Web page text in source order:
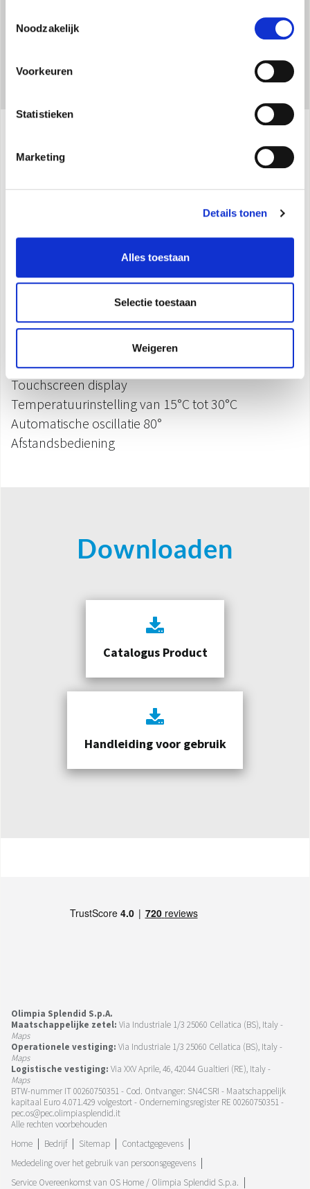
Noodzakelijk
Voorkeuren
Statistieken
Marketing
Details tonen
Alles toestaan
Selectie toestaan
Weigeren
Specificaties
Keramisch verwarmingselement
Veiligheidsthermostaat
Bescherming tegen oververhitting
Anti-kantelschakelaar
ECO-functie (tot 50 % energiebesparing)
12 uur timer
Touchscreen display
Temperatuurinstelling van 15°C tot 30°C
Automatische oscillatie 80°
Afstandsbediening
Downloaden
Catalogus Product
Handleiding voor gebruik
Olimpia Splendid S.p.A.
Maatschappelijke zetel: Via Industriale 1/3 25060 Cellatica (BS), Italy -
Maps
Operationele vestiging: Via Industriale 1/3 25060 Cellatica (BS), Italy -
Maps
Logistische vestiging: Via XXV Aprile, 46, 42044 Gualtieri (RE), Italy -
Maps
BTW-nummer IT 00260750351 - Cod. Ontvanger: SN4CSRI - Maatschappelijk
kapitaal Euro 4.071.429 volgestort - Ondernemingsregister RE 00260750351 -
pec.os@pec.olimpiasplendid.it
Alle rechten voorbehouden
Home
Bedrijf Sitemap
Contactgegevens
Mededeling over het gebruik van persoonsgegevens
Service Overeenkomst van OS Home / Olimpia Splendid S.p.a.